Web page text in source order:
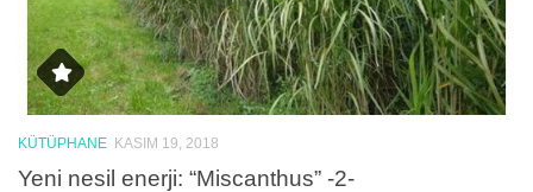
KÜTÜPHANE KASIM 19, 2018
Yeni nesil enerji: “Miscanthus” -2-